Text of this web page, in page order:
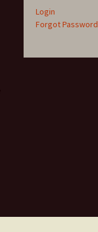
Login
Forgot Password